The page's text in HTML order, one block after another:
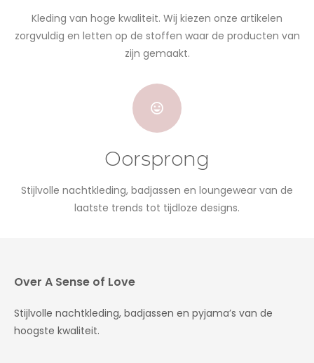
Kleding van hoge kwaliteit. Wij kiezen onze artikelen
zorgvuldig en letten op de stoffen waar de producten van
zijn gemaakt.
Oorsprong
Stijlvolle nachtkleding, badjassen en loungewear van de
laatste trends tot tijdloze designs.
Over A Sense of Love
Stijlvolle nachtkleding, badjassen en pyjama’s van de
hoogste kwaliteit.